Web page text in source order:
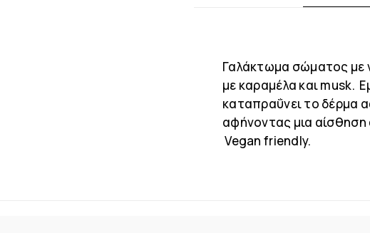
Γαλάκτωμα σώματος με
με καραμέλα και musk.
καταπραΰνει το δέρμα
αφήνοντας μια
Vegan friendly.